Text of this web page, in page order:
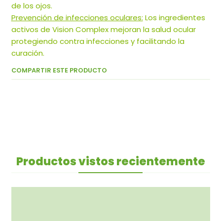
de los ojos.
Prevención de infecciones oculares: Los ingredientes
activos de Vision Complex mejoran la salud ocular
protegiendo contra infecciones y facilitando la
curación.
COMPARTIR ESTE PRODUCTO
Productos vistos recientemente